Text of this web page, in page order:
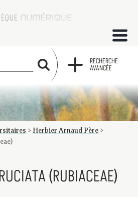
factums de la collection Marie
RECHERCHE
RECHERCHE
AVANCÉE
> Herbier Arnaud Père >
(RUBIACEAE)